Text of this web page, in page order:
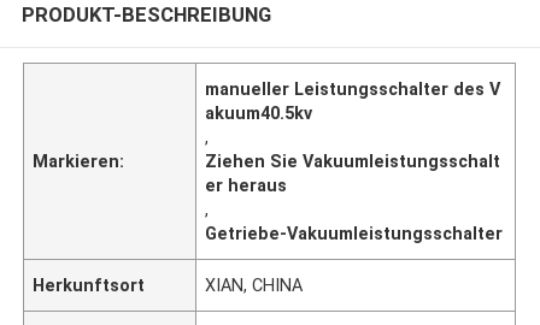
PRODUKT-BESCHREIBUNG
Markieren:
manueller Leistungsschalter des V
akuum40.5kv
,
Ziehen Sie Vakuumleistungsschalt
er heraus
,
Getriebe-Vakuumleistungsschalter
Herkunftsort XIAN, CHINA